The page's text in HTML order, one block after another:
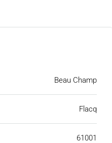
Beau Champ
Flacq
61001